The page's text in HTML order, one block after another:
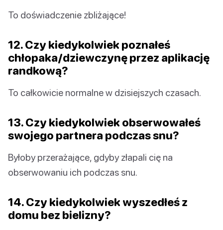
To doświadczenie zbliżające!
12. Czy kiedykolwiek poznałeś
chłopaka/dziewczynę przez aplikację
randkową?
To całkowicie normalne w dzisiejszych czasach.
13. Czy kiedykolwiek obserwowałeś
swojego partnera podczas snu?
Byłoby przerażające, gdyby złapali cię na
obserwowaniu ich podczas snu.
14. Czy kiedykolwiek wyszedłeś z
domu bez bielizny?